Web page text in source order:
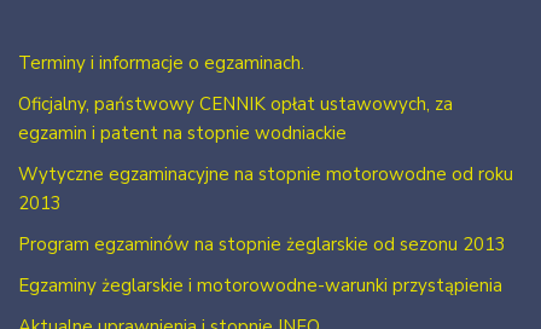
Terminy i informacje o egzaminach.
Oficjalny, państwowy CENNIK opłat ustawowych, za
egzamin i patent na stopnie wodniackie
Wytyczne egzaminacyjne na stopnie motorowodne od roku
2013
Program egzaminów na stopnie żeglarskie od sezonu 2013
Egzaminy żeglarskie i motorowodne-warunki przystąpienia